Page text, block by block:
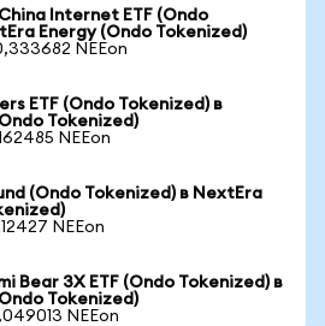
Internet ETF (Ondo
Energy (Ondo Tokenized)
NEEon
ETF (Ondo Tokenized) в
Tokenized)
NEEon
(Ondo Tokenized) в NextEra
NEEon
Bear 3X ETF (Ondo Tokenized) в
Tokenized)
NEEon